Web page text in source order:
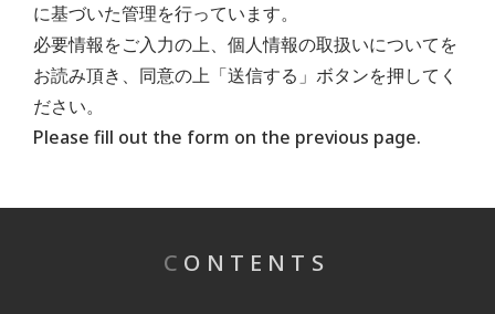
に基づいた管理を行っています。
必要情報をご入力の上、個人情報の取扱いについてを
お読み頂き、同意の上「送信する」ボタンを押してく
ださい。
Please fill out the form on the previous page.
C ONTENTS